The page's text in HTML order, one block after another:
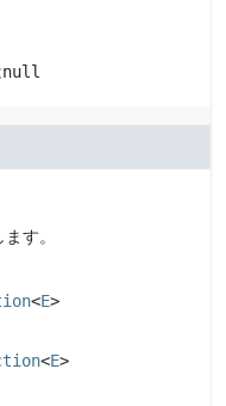
null
す。
<E>
<E>